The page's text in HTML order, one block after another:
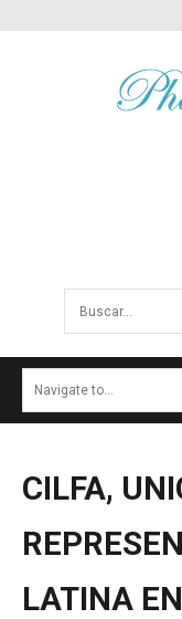
Buscar...
NOTICIAS
NOTICIAS
CONTACTO
CILFA,
LATINA EN